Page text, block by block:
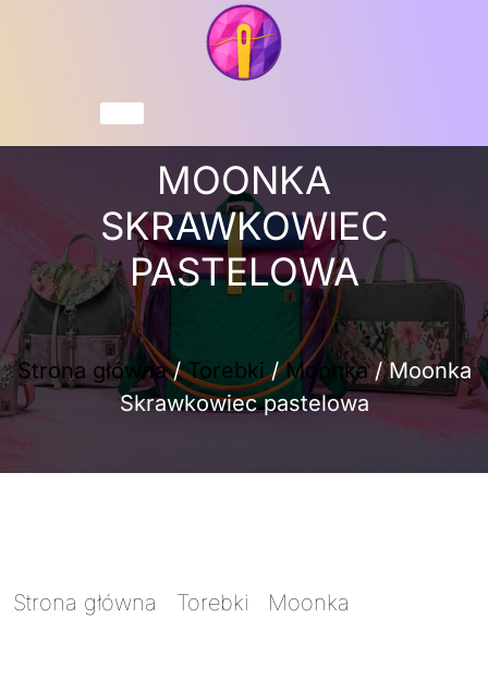
MOONKA
SKRAWKOWIEC
PASTELOWA
Strona główna/Torebki/Moonka/ Moonka
Skrawkowiec pastelowa
Strona główna Torebki Moonka